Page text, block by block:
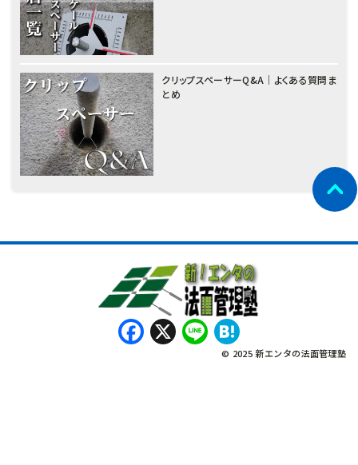
クリップスペーサーQ&A｜よくある質問ま
とめ
Facebook
X Line
© 2025 新エンタの法面管理塾